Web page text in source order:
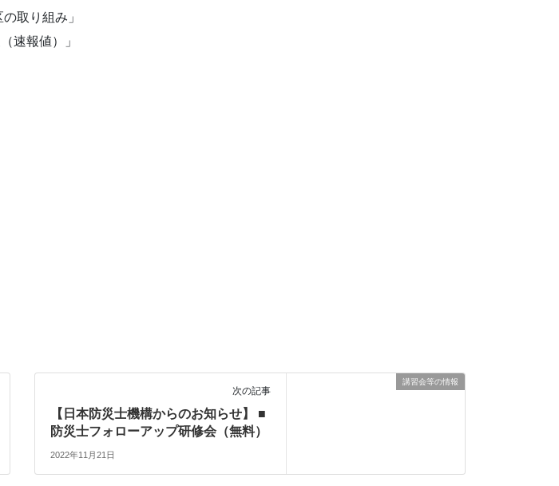
取り組み」
速報値）」
講習会等の情報
次の記事
【日本防災士機構からのお知らせ】 ■
防災士フォローアップ研修会（無料）
2022年11月21日